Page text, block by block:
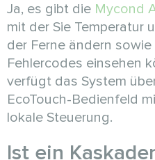
Ja, es gibt die Mycond
mit der Sie Temperatur
der Ferne ändern
Fehlercodes einsehen
verfügt das System
EcoTouch-Bedienfeld
lokale Steuerung.
Ist ein